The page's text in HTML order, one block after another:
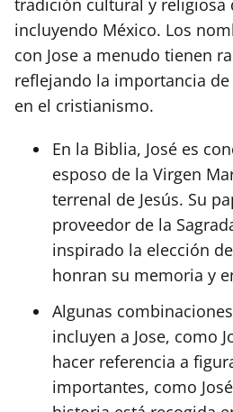
incluyendo México. Los
con Jose a menudo tienen
reflejando la importancia de
en el cristianismo.
En la Biblia, José es
esposo de la Virgen
terrenal de Jesús. Su
proveedor de la
inspirado la elección
honran su memoria y
Algunas
incluyen a Jose, como
hacer referencia a
importantes, como